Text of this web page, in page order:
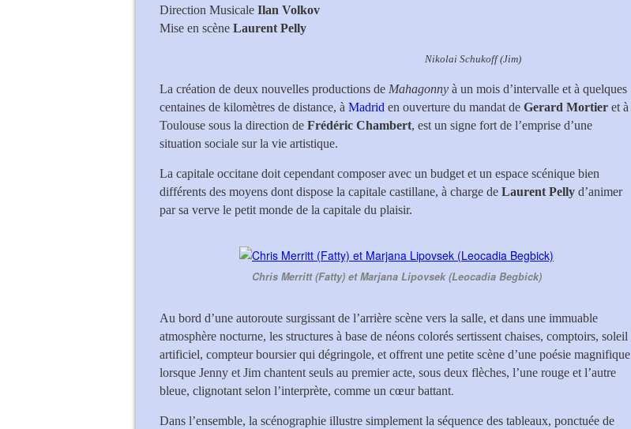
Direction Musicale Ilan Volkov
Mise en scène Laurent Pelly
Nikolai Schukoff (Jim)
La création de deux nouvelles productions de Mahagonny à un mois d’intervalle et à quelques
centaines de kilomètres de distance, à Madrid en ouverture du mandat de Gerard Mortier et à
Toulouse sous la direction de Frédéric Chambert, est un signe fort de l’emprise d’une
situation sociale sur la vie artistique.
La capitale occitane doit cependant composer avec un budget et un espace scénique bien
différents des moyens dont dispose la capitale castillane, à charge de Laurent Pelly d’animer
par sa verve le petit monde de la capitale du plaisir.
Chris Merritt (Fatty) et Marjana Lipovsek (Leocadia Begbick)
Au bord d’une autoroute surgissant de l’arrière scène vers la salle, et dans une immuable
atmosphère nocturne, les structures à base de néons colorés sertissent chaises, comptoirs, soleil
artificiel, compteur boursier qui dégringole, et offrent une petite scène d’une poésie magnifique
lorsque Jenny et Jim chantent seuls au premier acte, sous deux flèches, l’une rouge et l’autre
bleue, clignotant selon l’interprète, comme un cœur battant.
Dans l’ensemble, la scénographie illustre simplement la séquence des tableaux, ponctuée de